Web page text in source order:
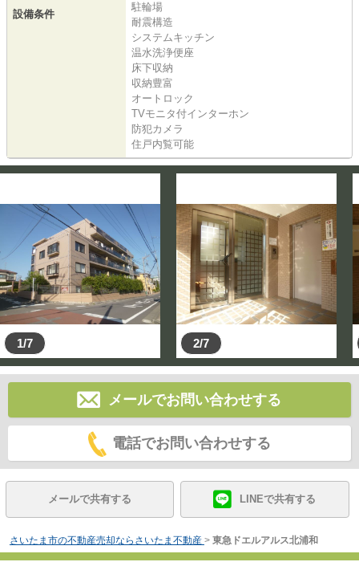
設備条件
駐輪場
耐震構造
システムキッチン
温水洗浄便座
床下収納
収納豊富
オートロック
TVモニタ付インターホン
防犯カメラ
住戸内覧可能
1/7 2/7
メールでお問い合わせする
電話でお問い合わせする
メールで共有する LINEで共有する
さいたま市の不動産売却ならさいたま不動産 > 東急ドエルアルス北浦和